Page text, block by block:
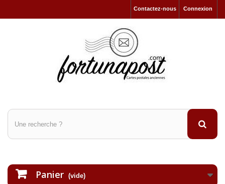
Connexion
Contactez-nous
Panier (vide)